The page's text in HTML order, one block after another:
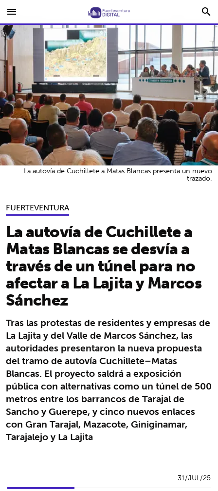
menu search
FUERTEVENTURA
La autovía de Cuchillete a
Matas Blancas se desvía a
través de un túnel para no
afectar a La Lajita y Marcos
Sánchez
Tras las protestas de residentes y empresas de
La Lajita y del Valle de Marcos Sánchez, las
autoridades presentaron la nueva propuesta
del tramo de autovía Cuchillete–Matas
Blancas. El proyecto saldrá a exposición
pública con alternativas como un túnel de 500
metros entre los barrancos de Tarajal de
Sancho y Guerepe, y cinco nuevos enlaces
con Gran Tarajal, Mazacote, Giniginamar,
Tarajalejo y La Lajita
La autovía de Cuchillete a Matas Blancas presenta un nuevo
trazado.
31/JUL/25